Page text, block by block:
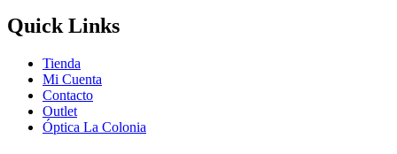
Quick Links
Tienda
Mi Cuenta
Contacto
Outlet
Óptica La Colonia